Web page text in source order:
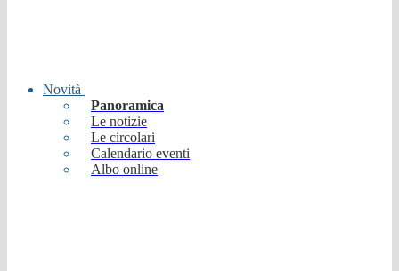
Novità
Panoramica
Le notizie
Le circolari
Calendario eventi
Albo online